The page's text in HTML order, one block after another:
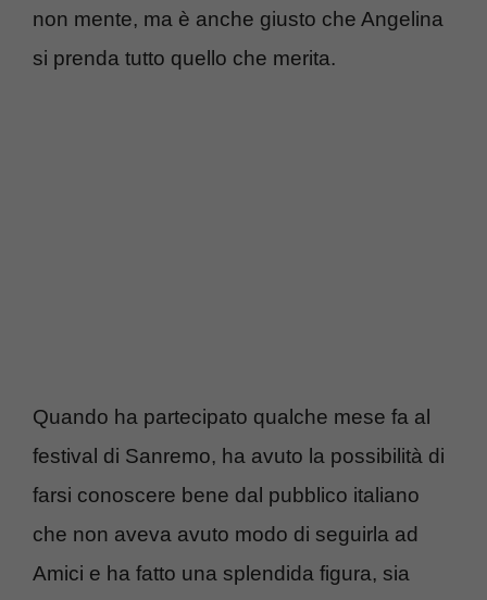
non mente, ma è anche giusto che Angelina
si prenda tutto quello che merita.
Quando ha partecipato qualche mese fa al
festival di Sanremo, ha avuto la possibilità di
farsi conoscere bene dal pubblico italiano
che non aveva avuto modo di seguirla ad
Amici e ha fatto una splendida figura, sia